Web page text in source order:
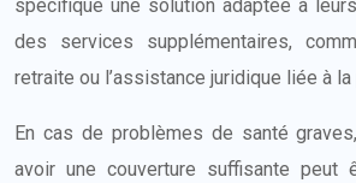
spécifique une solution adaptée à
des services supplémentaires,
retraite ou l’assistance juridique liée à
En cas de problèmes de santé
avoir une couverture suffisante peut